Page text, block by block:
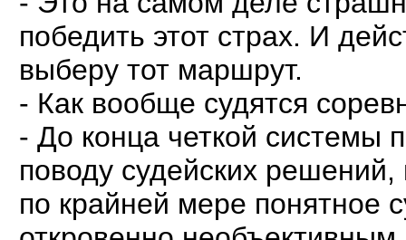
победить этот страх. И
выберу тот маршрут.
- Как вообще судятся
- До конца четкой системы
поводу судейских
по крайней мере понятное